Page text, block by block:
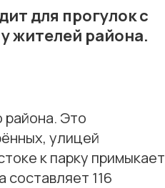
для прогулок с
жителей района.
района. Это
улицей
к парку примыкает
116